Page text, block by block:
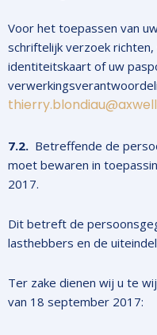
Voor het toepassen van
schriftelijk verzoek
identiteitskaart of uw
7.2. Betreffende de
moet bewaren in
2017.
Dit betreft de
lasthebbers en de
Ter zake dienen wij u te
van 18 september 2017: